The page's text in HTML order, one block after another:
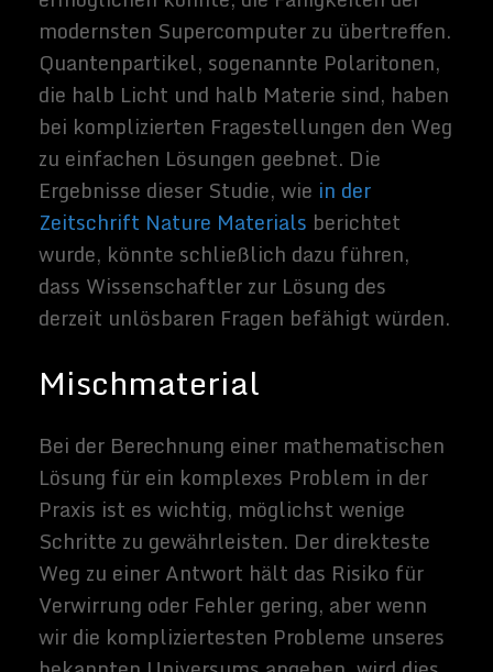
Technology.
Berloff und ihr Team entwarfen die
Verwendung von "Magic Dust" aus einem
ziemlich kreativen Blickwinkel. Da das
Irrlicht einen Weg für Reisende in der
schottischen Folklore markiert, dienen
Polaritonen als leicht erkennbare Marker,
die Wissenschaftler zu einer Lösung zu
führen. Ausgewählte Atome wie Gallium,
Arsen, Indium und Aluminium werden
gestapelt und mit einem Laser auf sie
gerichtet. Die Elektronen in diesem Licht-
Materie-Mashup absorbieren das Licht und
emittieren es in verschiedenen Farben.
könnten Polaritonen Dichten erreichen, die
Materie, in dem die Quantenphasen dieser
Polaritonen synchronisiert und ein
makroskopisches Quantenobjekt erzeugen
würden, das mit Photolumineszenz
detektierbar ist. Diese Wissenschaftler
schaffen im wahrsten Sinne des Wortes
Leuchttürme aus Licht.
Der Co-Autor Professor Pavlos Lagoudakis,
Leiter des Hybrid Photonics Labs an der